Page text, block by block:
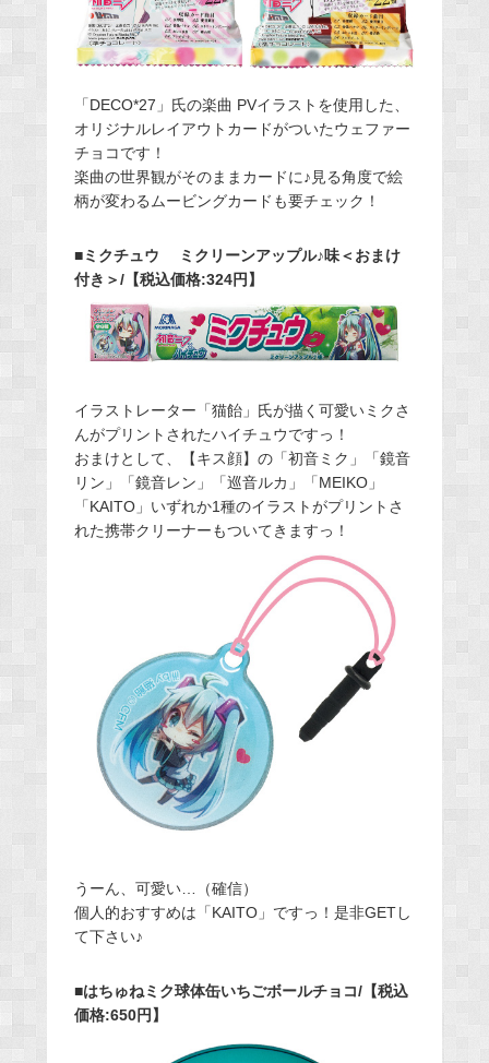
「DECO*27」氏の楽曲 PVイラストを使用した、
オリジナルレイアウトカードがついたウェファー
チョコです！
楽曲の世界観がそのままカードに♪見る角度で絵
柄が変わるムービングカードも要チェック！
■ミクチュウ ミクリーンアップル♪味＜おまけ
付き＞/【税込価格:324円】
イラストレーター「猫飴」氏が描く可愛いミクさ
んがプリントされたハイチュウですっ！
おまけとして、【キス顔】の「初音ミク」「鏡音
リン」「鏡音レン」「巡音ルカ」「MEIKO」
「KAITO」いずれか1種のイラストがプリントさ
れた携帯クリーナーもついてきますっ！
うーん、可愛い…（確信）
個人的おすすめは「KAITO」ですっ！是非GETし
て下さい♪
■はちゅねミク球体缶いちごボールチョコ/【税込
価格:650円】